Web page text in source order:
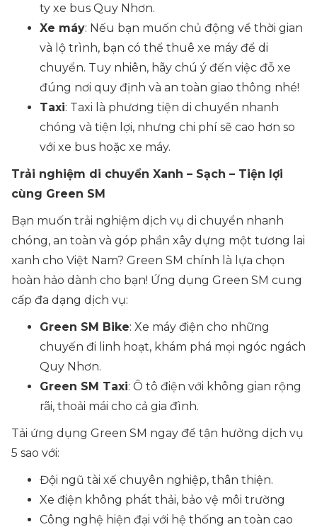
ty xe bus Quy Nhơn.
Xe máy: Nếu bạn muốn chủ động về thời gian
và lộ trình, bạn có thể thuê xe máy để di
chuyển. Tuy nhiên, hãy chú ý đến việc đỗ xe
đúng nơi quy định và an toàn giao thông nhé!
Taxi: Taxi là phương tiện di chuyển nhanh
chóng và tiện lợi, nhưng chi phí sẽ cao hơn so
với xe bus hoặc xe máy.
Trải nghiệm di chuyển Xanh – Sạch – Tiện lợi
cùng Green SM
Bạn muốn trải nghiệm dịch vụ di chuyển nhanh
chóng, an toàn và góp phần xây dựng một tương lai
xanh cho Việt Nam? Green SM chính là lựa chọn
hoàn hảo dành cho bạn! Ứng dụng Green SM cung
cấp đa dạng dịch vụ:
Green SM Bike: Xe máy điện cho những
chuyến đi linh hoạt, khám phá mọi ngóc ngách
Quy Nhơn.
Green SM Taxi: Ô tô điện với không gian rộng
rãi, thoải mái cho cả gia đình.
Tải ứng dụng Green SM ngay để tận hưởng dịch vụ
5 sao với:
Đội ngũ tài xế chuyên nghiệp, thân thiện.
Xe điện không phát thải, bảo vệ môi trường
Công nghệ hiện đại với hệ thống an toàn cao